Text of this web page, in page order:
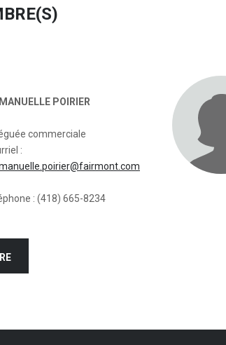
POIRIER
commerciale
:
: (418) 665-8234